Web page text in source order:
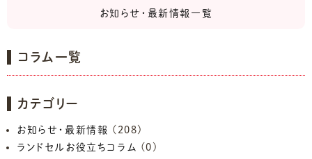
お知らせ・最新情報一覧
コラム一覧
カテゴリー
お知らせ・最新情報
(208)
ランドセルお役立ちコラム
(0)